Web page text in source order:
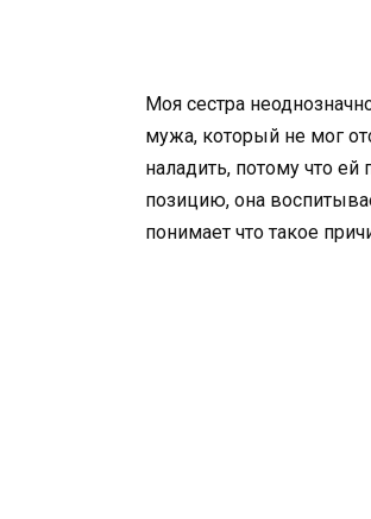
Моя сестра
мужа, который не мог
наладить, потому что
позицию, она
понимает что такое